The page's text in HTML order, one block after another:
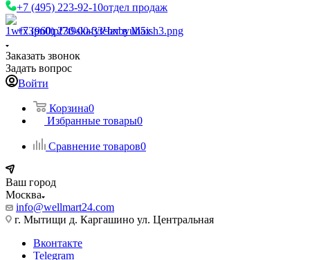
+7 (495) 223-92-10отдел продаж
+7 (960) 230-00-33Чат в Max
Заказать звонок
Задать вопрос
Войти
Корзина0
Избранные товары0
Сравнение товаров0
Ваш город
Москва
info@wellmart24.com
г. Мытищи д. Каргашино ул. Центральная
Вконтакте
Telegram